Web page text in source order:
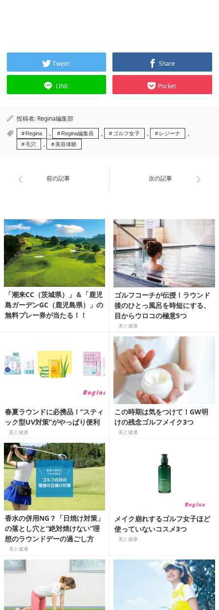
Tweet Share
LINE Pocket
投稿者: Regina編集部
Regina , Regina編集長 , ゴルフ女子 , レジーナ ,
毛穴 , 美容体験
前の記事 次の記事
「潮来CC（茨城県）」＆「鹿児
島ガーデンGC（鹿児島県）」の
無料プレー券が当たる！！
ゴルフコーチが伝授！ラウンド
後のひとっ風呂を時短にする、
目からウロコの極意5つ
美と健康
春夏ラウンドに必携品！“スティ
ック型UV対策”がやっぱり便利
美と健康
この時期は気をつけて！GW明
けの残念ゴルフメイク3つ
美と健康
香水の併用NG？「日焼け対策」
の落とし穴と“絶対焼けない”理
想のラウンドデーの過ごし方
美と健康
メイク崩れするゴルフ女子ほど
使っていないコスメ3つ
美と健康